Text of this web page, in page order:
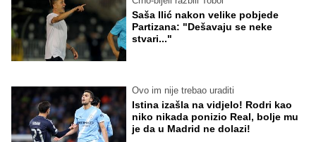
Saša Ilić nakon velike pobjede
Partizana: "Dešavaju se neke
stvari..."
Ovo im nije trebao uraditi
Istina izašla na vidjelo! Rodri kao
niko nikada ponizio Real, bolje mu
je da u Madrid ne dolazi!